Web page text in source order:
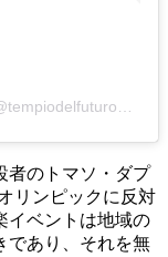
者のトマソ・ダプ
リンピックに反対
イベントは地域の
であり、それを無